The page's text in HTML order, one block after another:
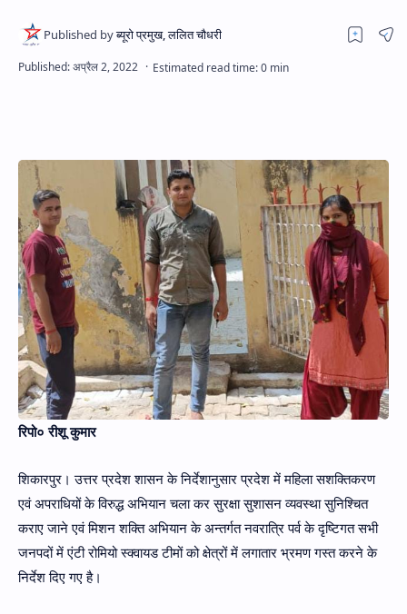
रिपो० रीशू कुमार
शिकारपुर। उत्तर प्रदेश शासन के निर्देशानुसार प्रदेश में महिला सशक्तिकरण
एवं अपराधियों के विरुद्ध अभियान चला कर सुरक्षा सुशासन व्यवस्था सुनिश्चित
कराए जाने एवं मिशन शक्ति अभियान के अन्तर्गत नवरात्रि पर्व के दृष्टिगत सभी
जनपदों में एंटी रोमियो स्क्वायड टीमों को क्षेत्रों में लगातार भ्रमण गस्त करने के
निर्देश दिए गए है।